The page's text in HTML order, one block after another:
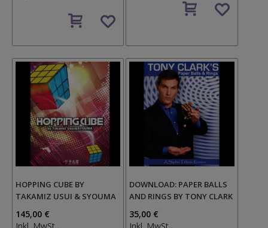
den
den
HOPPING CUBE BY
TAKAMIZ USUI & SYOUMA
145,00 €
DOWNLOAD: PAPER BALLS
AND RINGS BY TONY CLARK
35,00 €